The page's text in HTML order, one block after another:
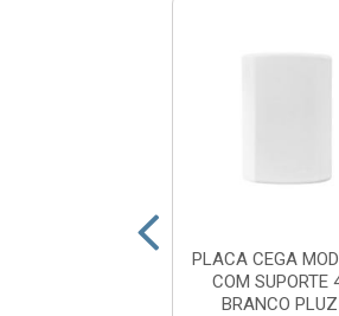
PLACA CEGA
COM SUPORTE
BRANCO